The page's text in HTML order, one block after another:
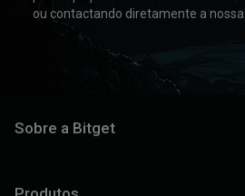
ou contactando diretamente a nossa
Sobre a Bitget